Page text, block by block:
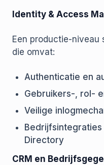
Identity & Access
Een productie-
die omvat:
Authenticatie en
Gebruikers-, rol-
Veilige
Bedrijfsintegraties
Directory
CRM en